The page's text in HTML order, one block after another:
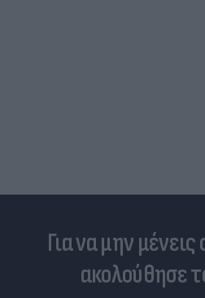
Για να μην
ακολούθησε